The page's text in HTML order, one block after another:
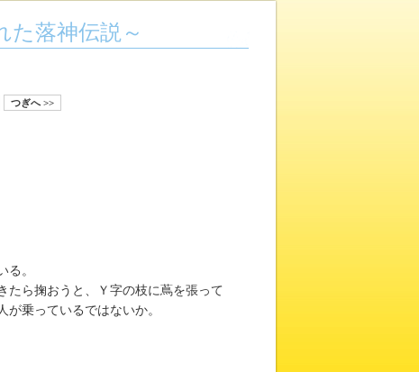
た落神伝説～
つぎへ >>
。
ら掬おうと、Ｙ字の枝に蔦を張って
乗っているではないか。